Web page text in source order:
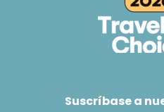
Suscríbase a